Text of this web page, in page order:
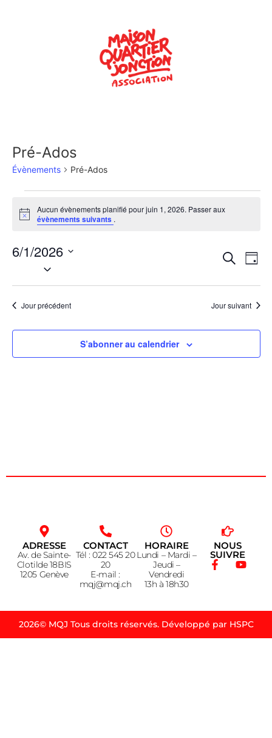
Pré-Ados
Évènements Pré-Ados
Notice
Aucun évènements planifié pour juin 1, 2026. Passer aux
évènements suivants .
et
de
vues
Recherche
Jour
6/1/2026
Sélectionnez
date.
Jour précédent Jour suivant
S’abonner au calendrier
ADRESSE
Av. de Sainte-
Clotilde 18BIS
1205 Genève
CONTACT
Tél : 022 545 20
20
E-mail :
mqj@mqj.ch
HORAIRE
Lundi – Mardi –
Jeudi –
Vendredi
13h à 18h30
NOUS
SUIVRE
2026© MQJ Tous droits réservés. Développé par HSPC